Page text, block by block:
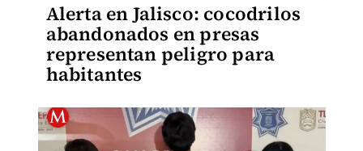
Alerta en Jalisco: cocodrilos
abandonados en presas
representan peligro para
habitantes